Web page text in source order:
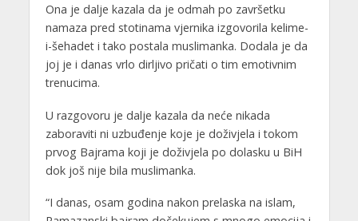
Ona je dalje kazala da je odmah po završetku
namaza pred stotinama vjernika izgovorila kelime-
i-šehadet i tako postala muslimanka. Dodala je da
joj je i danas vrlo dirljivo pričati o tim emotivnim
trenucima.
U razgovoru je dalje kazala da neće nikada
zaboraviti ni uzbuđenje koje je doživjela i tokom
prvog Bajrama koji je doživjela po dolasku u BiH
dok još nije bila muslimanka.
“I danas, osam godina nakon prelaska na islam,